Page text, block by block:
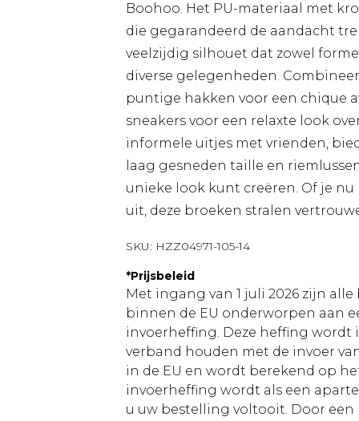
Boohoo. Het PU-materiaal met
die gegarandeerd de aandacht
veelzijdig silhouet dat zowel
diverse gelegenheden.
puntige hakken voor een chique
sneakers voor een relaxte look
informele uitjes met vrienden,
laag gesneden taille en
unieke look kunt creëren. Of je
uit, deze broeken stralen
SKU: HZZ04971-105-14
*Prijsbeleid
Met ingang van 1 juli 2026 zijn
binnen de EU onderworpen aan
invoerheffing. Deze heffing
verband houden met de invoer
in de EU en wordt berekend op
invoerheffing wordt als een
u uw bestelling voltooit. Door